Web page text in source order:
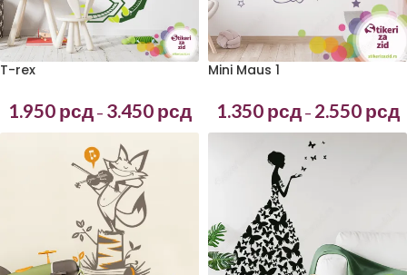
T-rex
1.950 рсд – 3.450 рсд
Mini Maus 1
1.350 рсд – 2.550 рсд